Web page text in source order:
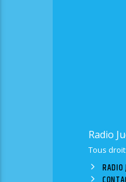
Radio
Tous
RADIO